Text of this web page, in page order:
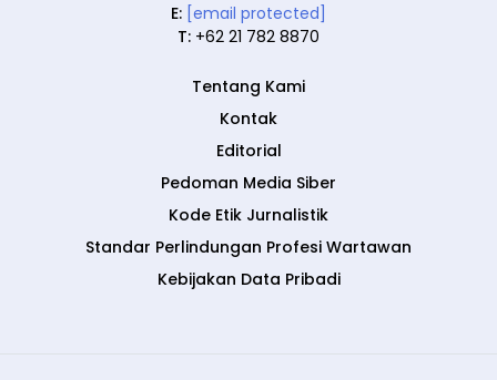
E: [email protected]
T: +62 21 782 8870
Tentang Kami
Kontak
Editorial
Pedoman Media Siber
Kode Etik Jurnalistik
Standar Perlindungan Profesi Wartawan
Kebijakan Data Pribadi